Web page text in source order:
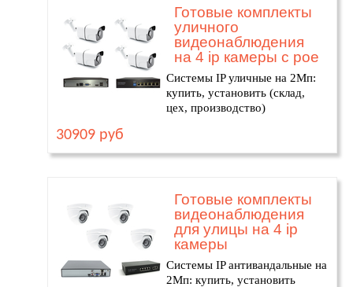
Готовые комплекты
уличного
видеонаблюдения
на 4 ip камеры с poe
Системы IP уличные на 2Мп:
купить, установить (склад,
цех, производство)
30909 руб
Готовые комплекты
видеонаблюдения
для улицы на 4 ip
камеры
Системы IP антивандальные на
2Мп: купить, установить